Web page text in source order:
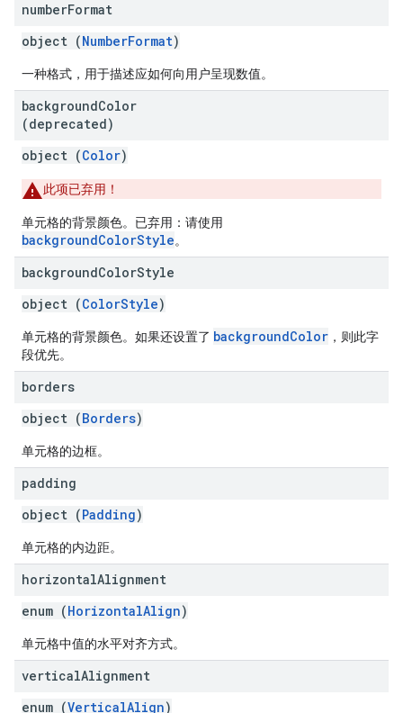
numberFormat
object (NumberFormat)
一种格式，用于描述应如何向用户呈现数值。
backgroundColor
(deprecated)
object (Color)
此项已弃用！
单元格的背景颜色。已弃用：请使用
backgroundColorStyle。
backgroundColorStyle
object (ColorStyle)
单元格的背景颜色。如果还设置了 backgroundColor ，则此字
段优先。
borders
object (Borders)
单元格的边框。
padding
object (Padding)
单元格的内边距。
horizontalAlignment
enum (HorizontalAlign)
单元格中值的水平对齐方式。
verticalAlignment
enum (VerticalAlign)